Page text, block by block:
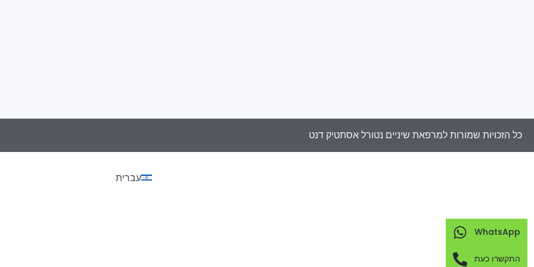
כל הזכויות שמורות למרפאת שיניים נטורל אסתטיק דנט
WhatsApp
התקשרו כעת
עברית